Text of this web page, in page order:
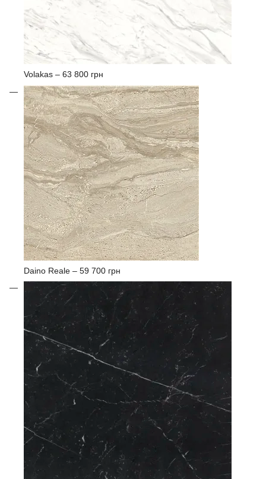
Volakas – 63 800 грн
Daino Reale – 59 700 грн